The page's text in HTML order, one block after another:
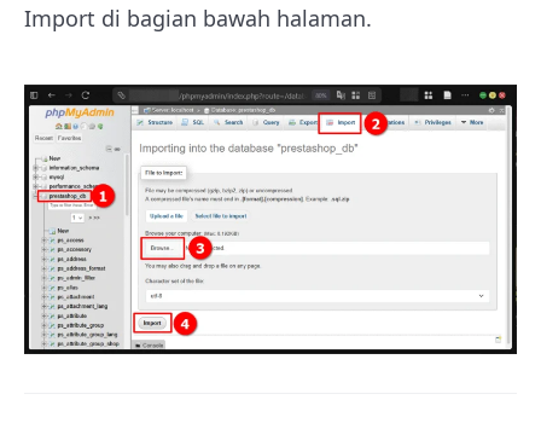
Import di bagian bawah halaman.